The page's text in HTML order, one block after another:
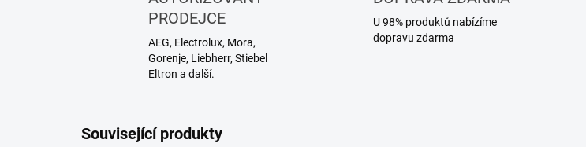
PRODEJCE
AEG, Electrolux, Mora,
Gorenje, Liebherr, Stiebel
Eltron a další.
U 98% produktů nabízíme
dopravu zdarma
Související produkty